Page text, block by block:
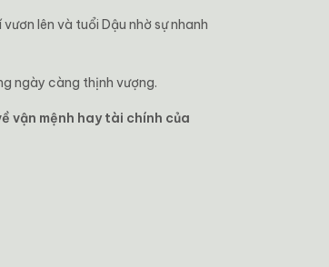
lên và tuổi Dậu nhờ sự nhanh
ngày càng thịnh vượng.
vận mệnh hay tài chính của